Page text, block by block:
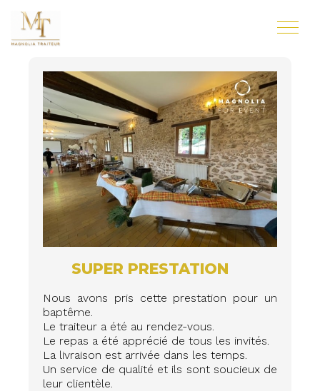
SUPER PRESTATION
Nous avons pris cette prestation pour un
baptême.
Le traiteur a été au rendez-vous.
Le repas a été apprécié de tous les invités.
La livraison est arrivée dans les temps.
Un service de qualité et ils sont soucieux de
leur clientèle.